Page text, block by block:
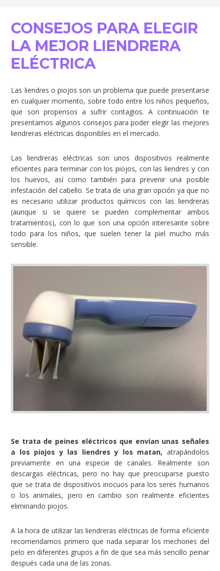
CONSEJOS PARA ELEGIR
LA MEJOR LIENDRERA
ELÉCTRICA
Las liendres o piojos son un problema que puede presentarse
en cualquier momento, sobre todo entre los niños pequeños,
que son propensos a sufrir contagios. A continuación te
presentamos algunos consejos para poder elegir las mejores
liendreras eléctricas disponibles en el mercado.
Las liendreras eléctricas son unos dispositivos realmente
eficientes para terminar con los piojos, con las liendres y con
los huevos, así como también para prevenir una posible
infestación del cabello. Se trata de una gran opción ya que no
es necesario utilizar productos químicos con las liendreras
(aunque si se quiere se pueden complementar ambos
tratamientos), con lo que son una opción interesante sobre
todo para los niños, que suelen tener la piel mucho más
sensible.
Se trata de peines eléctricos que envían unas señales
a los piojos y las liendres y los matan, atrapándolos
previamente en una especie de canales. Realmente son
descargas eléctricas, pero no hay que preocuparse puesto
que se trata de dispositivos inocuos para los seres humanos
o los animales, pero en cambio son realmente eficientes
eliminando piojos.
A la hora de utilizar las liendreras eléctricas de forma eficiente
recomendamos primero que nada separar los mechones del
pelo en diferentes grupos a fin de que sea más sencillo peinar
después cada una de las zonas.